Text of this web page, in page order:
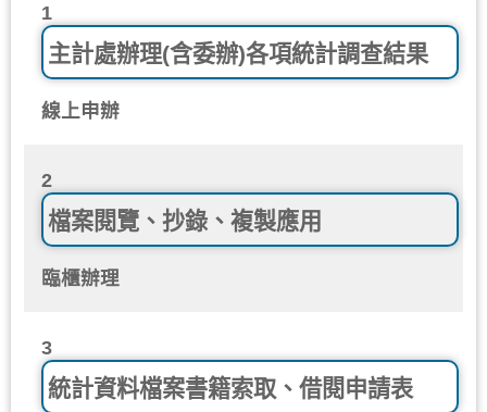
1
主計處辦理(含委辦)各項統計調查結果
線上申辦
2
檔案閱覽、抄錄、複製應用
臨櫃辦理
3
統計資料檔案書籍索取、借閱申請表